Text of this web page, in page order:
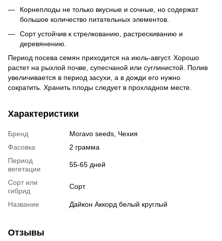
Корнеплоды не только вкусные и сочные, но содержат
большое количество питательных элементов.
Сорт устойчив к стрелкованию, растрескиванию и
деревянению.
Период посева семян приходится на июль-август. Хорошо
растет на рыхлой почве, супесчаной или суглинистой. Полив
увеличивается в период засухи, а в дожди его нужно
сократить. Хранить плоды следует в прохладном месте.
Характеристики
Бренд
Moravo seeds, Чехия
Фасовка
2 грамма
Период
вегетации
55-65 дней
Сорт или
гибрид
Сорт
Название Дайкон Аккорд белый круглый
Отзывы